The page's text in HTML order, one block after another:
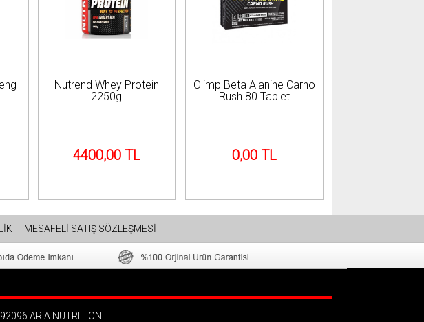
Nutrend Whey Protein
2250g
4400,00 TL
Olimp Beta Alanine Carno
Rush 80 Tablet
0,00 TL
MESAFELİ SATIŞ SÖZLEŞMESİ
ARIA NUTRITION